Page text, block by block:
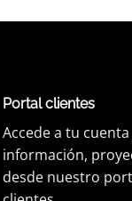
Portal clientes
Accede a tu
información,
desde nuestro